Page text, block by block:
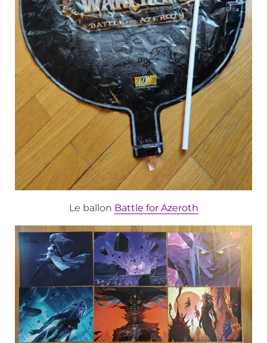
Le ballon Battle for Azeroth